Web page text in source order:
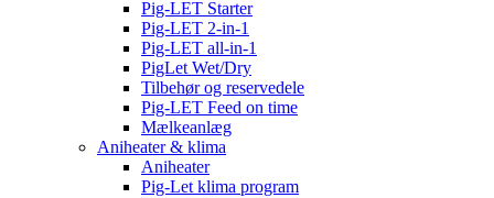
Pig-LET Starter
Pig-LET 2-in-1
Pig-LET all-in-1
PigLet Wet/Dry
Tilbehør og reservedele
Pig-LET Feed on time
Mælkeanlæg
Aniheater & klima
Aniheater
Pig-Let klima program